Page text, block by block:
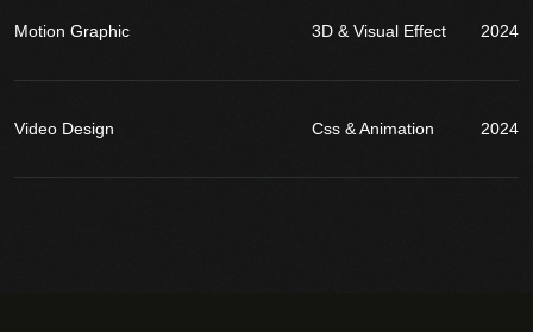
Motion Graphic 3D & Visual Effect 2024
Video Design Css & Animation 2024